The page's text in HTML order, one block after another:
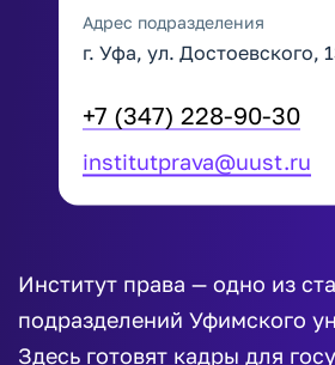
Адрес подразделения
г. Уфа, ул. Достоевского,
+7 (347) 228-90-30
institutprava@uust.ru
Институт права — одно из
подразделений Уфимского
Здесь готовят кадры для